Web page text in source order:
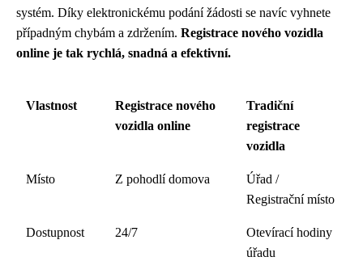
systém. Díky elektronickému podání žádosti se navíc vyhnete
případným chybám a zdržením. Registrace nového vozidla
online je tak rychlá, snadná a efektivní.
Vlastnost
Registrace nového
vozidla online
Tradiční
registrace
vozidla
Místo Z pohodlí domova
Úřad /
Registrační místo
Dostupnost 24/7
Otevírací hodiny
úřadu